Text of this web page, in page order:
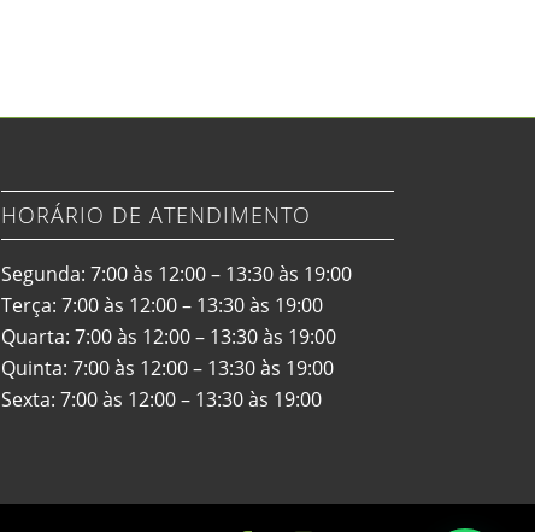
HORÁRIO DE ATENDIMENTO
Segunda: 7:00 às 12:00 – 13:30 às 19:00
Terça: 7:00 às 12:00 – 13:30 às 19:00
Quarta: 7:00 às 12:00 – 13:30 às 19:00
Quinta: 7:00 às 12:00 – 13:30 às 19:00
Sexta: 7:00 às 12:00 – 13:30 às 19:00